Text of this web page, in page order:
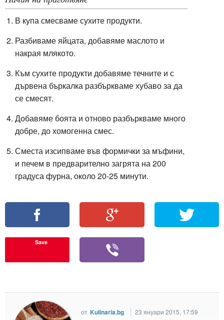
В купа смесваме сухите продукти.
Разбиваме яйцата, добавяме маслото и
накрая млякото.
Към сухите продукти добавяме течните и с
дървена бъркалка разбъркваме хубаво за да
се смесят.
Добавяме боята и отново разбъркваме много
добре, до хомогенна смес.
Сместа изсипваме във формички за мъфини,
и печем в предварително загрята на 200
градуса фурна, около 20-25 минути.
Save
от Kulinaria.bg
23 януари 2015, 17:59